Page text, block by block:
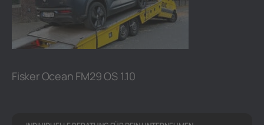
Fisker Ocean FM29 OS 1.10